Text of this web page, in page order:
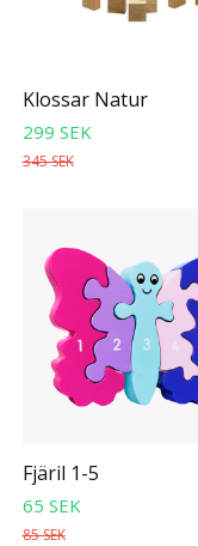
Klossar Natur
299 SEK
345 SEK
Fjäril 1-5
65 SEK
85 SEK